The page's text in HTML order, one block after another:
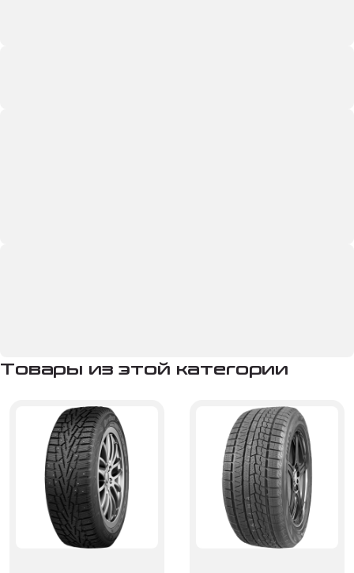
Товары из этой категории